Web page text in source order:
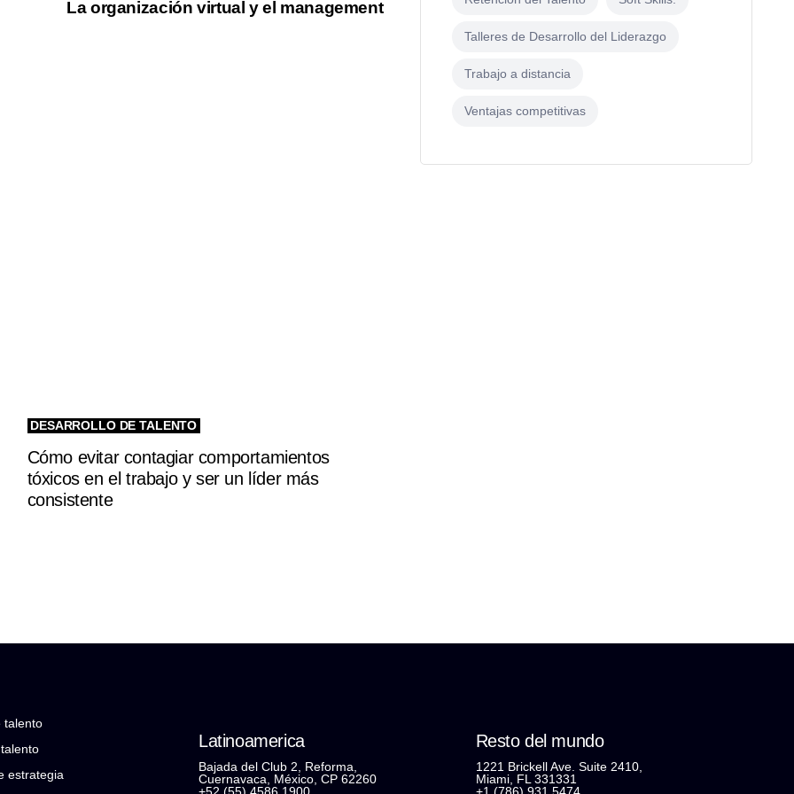
La organización virtual y el management
DESARROLLO DE TALENTO
Cómo evitar contagiar comportamientos
tóxicos en el trabajo y ser un líder más
consistente
Talleres de Desarrollo del Liderazgo
Trabajo a distancia
Ventajas competitivas
talento
estrategia
Latinoamerica
Bajada del Club 2, Reforma,
Cuernavaca, México, CP 62260
Resto del mundo
1221 Brickell Ave. Suite 2410,
Miami, FL 331331